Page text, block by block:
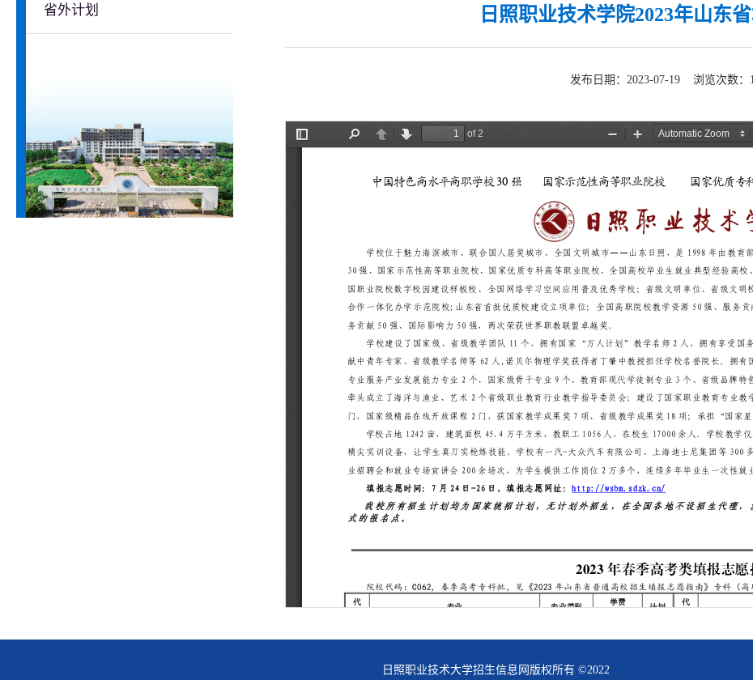
省外计划 日照职业技术学院2023年山东
发布日期：2023-07-19 浏览次数：
日照职业技术大学招生信息网版权所有 ©2022